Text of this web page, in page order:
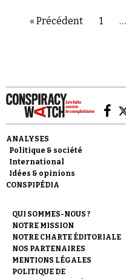
« Précédent 1 …
ANALYSES
Politique & société
International
Idées & opinions
CONSPIPÉDIA
QUI SOMMES-NOUS ?
NOTRE MISSION
NOTRE CHARTE ÉDITORIALE
NOS PARTENAIRES
MENTIONS LÉGALES
POLITIQUE DE